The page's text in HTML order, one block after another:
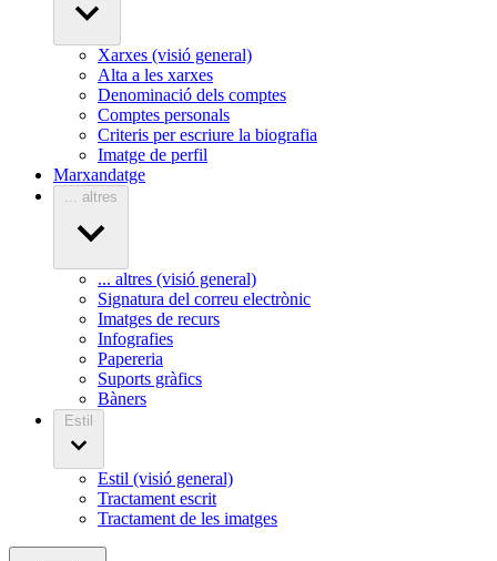
Xarxes (visió general)
Alta a les xarxes
Denominació dels comptes
Comptes personals
Criteris per escriure la biografia
Imatge de perfil
Marxandatge
... altres
... altres (visió general)
Signatura del correu electrònic
Imatges de recurs
Infografies
Papereria
Suports gràfics
Bàners
Estil
Estil (visió general)
Tractament escrit
Tractament de les imatges